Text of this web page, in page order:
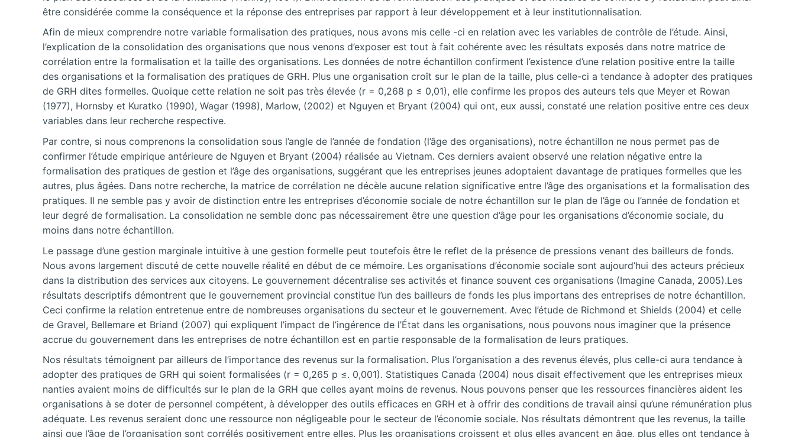
être considérée comme la conséquence et la réponse des entreprises par rapport à leur développement et à leur institutionnalisation.
Afin de mieux comprendre notre variable formalisation des pratiques, nous avons mis celle -ci en relation avec les variables de contrôle de l’étude. Ainsi,
l’explication de la consolidation des organisations que nous venons d’exposer est tout à fait cohérente avec les résultats exposés dans notre matrice de
corrélation entre la formalisation et la taille des organisations. Les données de notre échantillon confirment l’existence d’une relation positive entre la taille
des organisations et la formalisation des pratiques de GRH. Plus une organisation croît sur le plan de la taille, plus celle-ci a tendance à adopter des pratiques
de GRH dites formelles. Quoique cette relation ne soit pas très élevée (r = 0,268 p ≤ 0,01), elle confirme les propos des auteurs tels que Meyer et Rowan
(1977), Hornsby et Kuratko (1990), Wagar (1998), Marlow, (2002) et Nguyen et Bryant (2004) qui ont, eux aussi, constaté une relation positive entre ces deux
variables dans leur recherche respective.
Par contre, si nous comprenons la consolidation sous l’angle de l’année de fondation (l’âge des organisations), notre échantillon ne nous permet pas de
confirmer l’étude empirique antérieure de Nguyen et Bryant (2004) réalisée au Vietnam. Ces derniers avaient observé une relation négative entre la
formalisation des pratiques de gestion et l’âge des organisations, suggérant que les entreprises jeunes adoptaient davantage de pratiques formelles que les
autres, plus âgées. Dans notre recherche, la matrice de corrélation ne décèle aucune relation significative entre l’âge des organisations et la formalisation des
pratiques. Il ne semble pas y avoir de distinction entre les entreprises d’économie sociale de notre échantillon sur le plan de l’âge ou l’année de fondation et
leur degré de formalisation. La consolidation ne semble donc pas nécessairement être une question d’âge pour les organisations d’économie sociale, du
moins dans notre échantillon.
Le passage d’une gestion marginale intuitive à une gestion formelle peut toutefois être le reflet de la présence de pressions venant des bailleurs de fonds.
Nous avons largement discuté de cette nouvelle réalité en début de ce mémoire. Les organisations d’économie sociale sont aujourd’hui des acteurs précieux
dans la distribution des services aux citoyens. Le gouvernement décentralise ses activités et finance souvent ces organisations (Imagine Canada, 2005).Les
résultats descriptifs démontrent que le gouvernement provincial constitue l’un des bailleurs de fonds les plus importans des entreprises de notre échantillon.
Ceci confirme la relation entretenue entre de nombreuses organisations du secteur et le gouvernement. Avec l’étude de Richmond et Shields (2004) et celle
de Gravel, Bellemare et Briand (2007) qui expliquent l’impact de l’ingérence de l’État dans les organisations, nous pouvons nous imaginer que la présence
accrue du gouvernement dans les entreprises de notre échantillon est en partie responsable de la formalisation de leurs pratiques.
Nos résultats témoignent par ailleurs de l’importance des revenus sur la formalisation. Plus l’organisation a des revenus élevés, plus celle-ci aura tendance à
adopter des pratiques de GRH qui soient formalisées (r = 0,265 p ≤. 0,001). Statistiques Canada (2004) nous disait effectivement que les entreprises mieux
nanties avaient moins de difficultés sur le plan de la GRH que celles ayant moins de revenus. Nous pouvons penser que les ressources financières aident les
organisations à se doter de personnel compétent, à développer des outils efficaces en GRH et à offrir des conditions de travail ainsi qu’une rémunération plus
adéquate. Les revenus seraient donc une ressource non négligeable pour le secteur de l’économie sociale. Nos résultats démontrent que les revenus, la taille
ainsi que l’âge de l’organisation sont corrélés positivement entre elles. Plus les organisations croissent et plus elles avancent en âge, plus elles ont tendance à